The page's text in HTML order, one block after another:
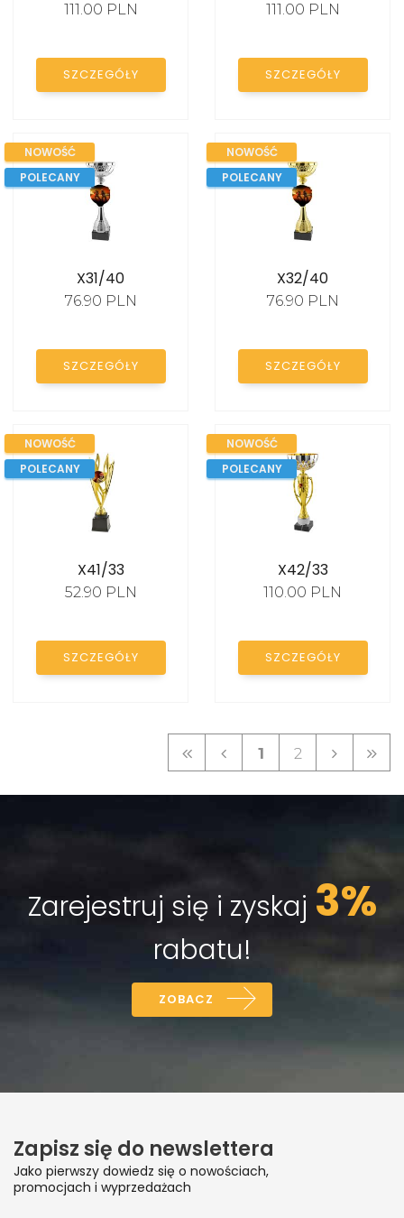
111.00 PLN
SZCZEGÓŁY
111.00 PLN
SZCZEGÓŁY
NOWOŚĆ
POLECANY
X31/40
76.90 PLN
SZCZEGÓŁY
NOWOŚĆ
POLECANY
X32/40
76.90 PLN
SZCZEGÓŁY
NOWOŚĆ
POLECANY
X41/33
52.90 PLN
SZCZEGÓŁY
NOWOŚĆ
POLECANY
X42/33
110.00 PLN
SZCZEGÓŁY
1 2
Zarejestruj się i zyskaj 3%
rabatu!
ZOBACZ
Zapisz się do newslettera
Jako pierwszy dowiedz się o nowościach,
promocjach i wyprzedażach